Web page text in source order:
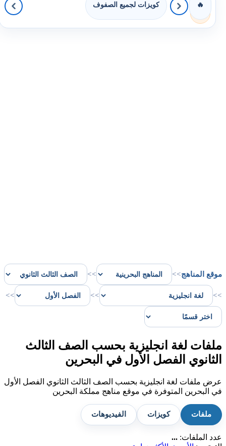
🔥 كويزات لجميع الصفوف
موقع المناهج>>
>>
>>
>>
>>
ملفات لغة انجليزية بحسب الصف الثالث
الثانوي الفصل الأول في البحرين
عرض ملفات لغة انجليزية بحسب الصف الثالث الثانوي الفصل الأول
في البحرين المتوفرة في موقع مناهج مملكة البحرين
ملفات كويزات الفيديوهات
عدد الملفات: ...